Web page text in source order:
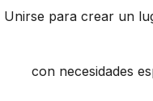
Unirse para crear un
con necesidades